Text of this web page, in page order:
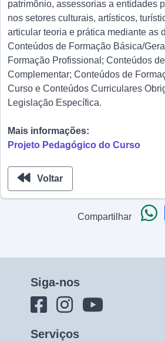
patrimônio, assessorias a entidades
nos setores culturais, artísticos,
articular teoria e prática mediante as
Conteúdos de Formação Básica/
Formação Profissional; Conteúdos
Complementar; Conteúdos de
Curso e Conteúdos Curriculares
Legislação Específica.
Mais informações:
Projeto Pedagógico do Curso
Voltar
Compartilhar
Siga-nos
Serviços